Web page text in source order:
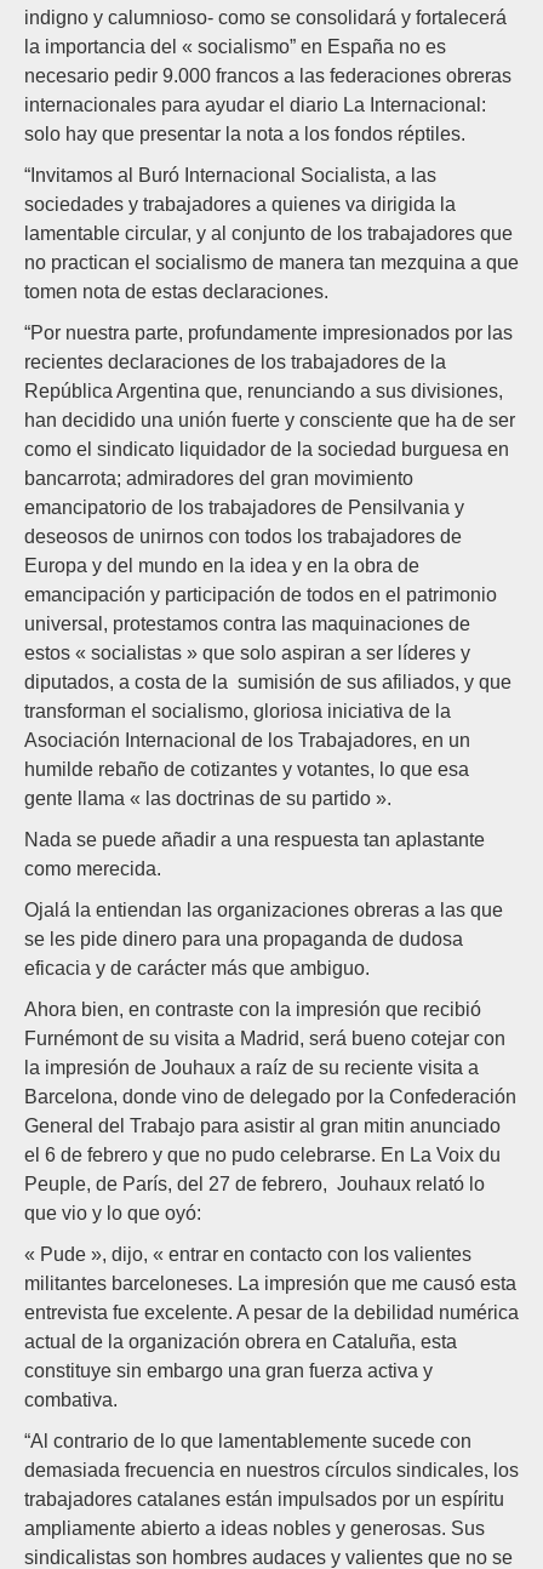
indigno y calumnioso- como se consolidará y fortalecerá
la importancia del « socialismo” en España no es
necesario pedir 9.000 francos a las federaciones obreras
internacionales para ayudar el diario La Internacional:
solo hay que presentar la nota a los fondos réptiles.
“Invitamos al Buró Internacional Socialista, a las
sociedades y trabajadores a quienes va dirigida la
lamentable circular, y al conjunto de los trabajadores que
no practican el socialismo de manera tan mezquina a que
tomen nota de estas declaraciones.
“Por nuestra parte, profundamente impresionados por las
recientes declaraciones de los trabajadores de la
República Argentina que, renunciando a sus divisiones,
han decidido una unión fuerte y consciente que ha de ser
como el sindicato liquidador de la sociedad burguesa en
bancarrota; admiradores del gran movimiento
emancipatorio de los trabajadores de Pensilvania y
deseosos de unirnos con todos los trabajadores de
Europa y del mundo en la idea y en la obra de
emancipación y participación de todos en el patrimonio
universal, protestamos contra las maquinaciones de
estos « socialistas » que solo aspiran a ser líderes y
diputados, a costa de la sumisión de sus afiliados, y que
transforman el socialismo, gloriosa iniciativa de la
Asociación Internacional de los Trabajadores, en un
humilde rebaño de cotizantes y votantes, lo que esa
gente llama « las doctrinas de su partido ».
Nada se puede añadir a una respuesta tan aplastante
como merecida.
Ojalá la entiendan las organizaciones obreras a las que
se les pide dinero para una propaganda de dudosa
eficacia y de carácter más que ambiguo.
Ahora bien, en contraste con la impresión que recibió
Furnémont de su visita a Madrid, será bueno cotejar con
la impresión de Jouhaux a raíz de su reciente visita a
Barcelona, donde vino de delegado por la Confederación
General del Trabajo para asistir al gran mitin anunciado
el 6 de febrero y que no pudo celebrarse. En La Voix du
Peuple, de París, del 27 de febrero, Jouhaux relató lo
que vio y lo que oyó:
« Pude », dijo, « entrar en contacto con los valientes
militantes barceloneses. La impresión que me causó esta
entrevista fue excelente. A pesar de la debilidad numérica
actual de la organización obrera en Cataluña, esta
constituye sin embargo una gran fuerza activa y
combativa.
“Al contrario de lo que lamentablemente sucede con
demasiada frecuencia en nuestros círculos sindicales, los
trabajadores catalanes están impulsados por un espíritu
ampliamente abierto a ideas nobles y generosas. Sus
sindicalistas son hombres audaces y valientes que no se